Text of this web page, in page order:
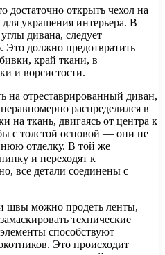
достаточно открыть чехол на
украшения интерьера. В
углы дивана, следует
Это должно предотвратить
край ткани, в
и ворсистости.
на отреставрированный диван,
распределился в
на ткань, двигаясь от центра к
с толстой основой — они не
отделку. В той же
и переходят к
все детали соединены с
швы можно продеть ленты,
технические
способствуют
Это происходит